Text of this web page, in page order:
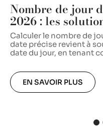
Nombre de jour
2026 : les
Calculer le nombre de
date précise revient à
date du jour, en tenant
EN SAVOIR PLUS